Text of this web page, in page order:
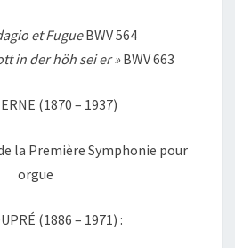
et FugueBWV 564
in der höh sei er »BWV 663
(1870 – 1937)
la Première Symphonie pour
orgue
(1886 – 1971) :